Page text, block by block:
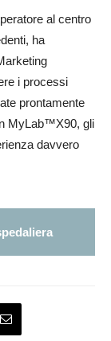
al centro
ha
i processi
prontamente
MyLab™X90, gli
davvero